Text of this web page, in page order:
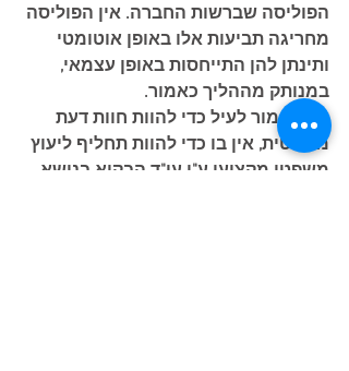
הפוליסה שברשות החברה. אין הפוליסה
מחריגה תביעות אלו באופן אוטומטי
ותינתן להן התייחסות באופן עצמאי,
במנותק מההליך כאמור.
אין באמור לעיל כדי להוות חוות דעת
משפטית, אין בו כדי להוות תחליף ליעוץ
משפטי מקצועי ע"י עו"ד הבקיא בנושא,